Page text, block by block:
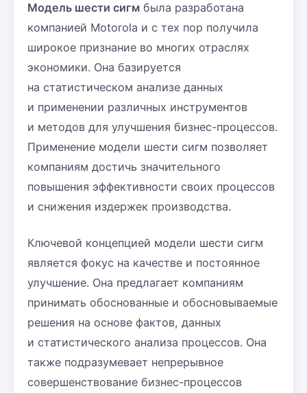
Модель шести сигм была разработана
компанией Motorola и с тех пор получила
широкое признание во многих отраслях
экономики. Она базируется
на статистическом анализе данных
и применении различных инструментов
и методов для улучшения бизнес-процессов.
Применение модели шести сигм позволяет
компаниям достичь значительного
повышения эффективности своих процессов
и снижения издержек производства.
Ключевой концепцией модели шести сигм
является фокус на качестве и постоянное
улучшение. Она предлагает компаниям
принимать обоснованные и обосновываемые
решения на основе фактов, данных
и статистического анализа процессов. Она
также подразумевает непрерывное
совершенствование бизнес-процессов